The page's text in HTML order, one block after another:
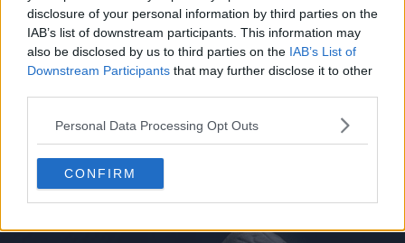
disclosure of your personal information by third parties on the
IAB’s list of downstream participants. This information may
also be disclosed by us to third parties on the IAB’s List of
Downstream Participants that may further disclose it to other
Personal Data Processing Opt Outs
CONFIRM